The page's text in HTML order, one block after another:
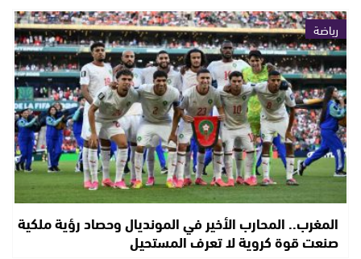
رياضة
المغرب.. المحارب الأخير في المونديال وحصاد رؤية ملكية
صنعت قوة كروية لا تعرف المستحيل